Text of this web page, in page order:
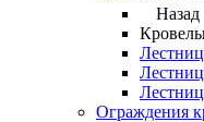
Назад
Ограждения